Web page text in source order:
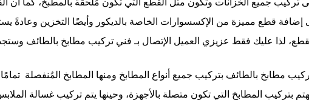
تركيب جميع الخزانات وتكون مثل القطع التي تكون مُلحقة بالمطبخ، كما أن
قطع مميزة من الإكسسوارات الخاصة بالديكور وأيضًا التخزين وعادةً
لذا عليك فقط عزيزي العميل الإتصال بـ فني تركيب مطابخ بالطائف
مطابخ بالطائف بتركيب جميع أنواع المطابخ ومنها المطابخ المُنفصلة
بتركيب المطابخ التي تكون متصلة بالأجهزة، وحينها يتم تركيب غسالة